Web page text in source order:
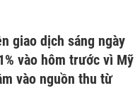
giao dịch sáng ngày
vào hôm trước vì Mỹ
vào nguồn thu từ